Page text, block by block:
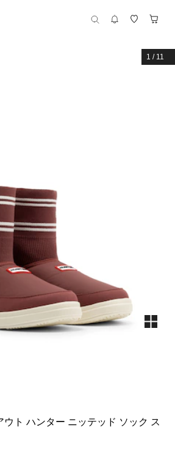
1 / 11
ト ハンター ニッテッド ソック ス